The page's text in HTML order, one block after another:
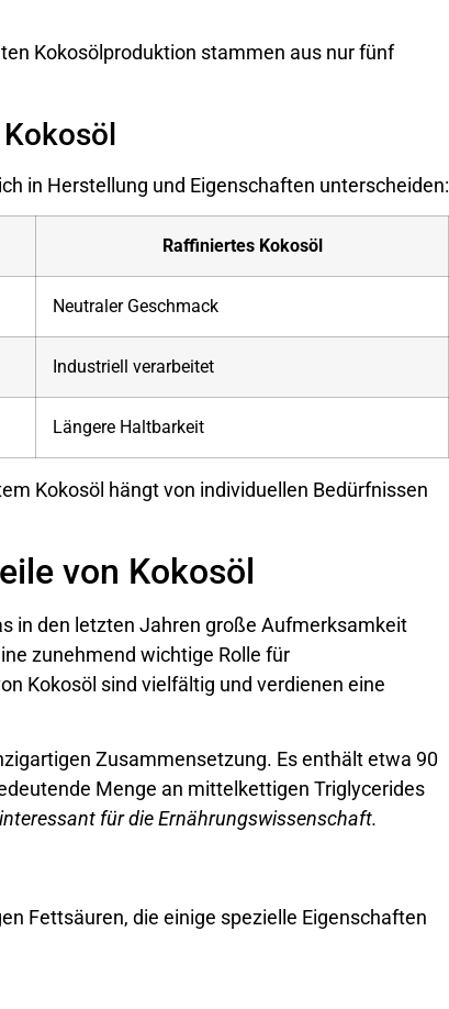
Kokosölproduktion stammen aus nur fünf
in Herstellung und Eigenschaften unterscheiden:
Raffiniertes Kokosöl
Neutraler Geschmack
Industriell verarbeitet
Längere Haltbarkeit
Kokosöl hängt von individuellen Bedürfnissen
von Kokosöl
in den letzten Jahren große Aufmerksamkeit
zunehmend wichtige Rolle für
Kokosöl sind vielfältig und verdienen eine
Zusammensetzung. Es enthält etwa 90
Menge an mittelkettigen Triglycerides
für die Ernährungswissenschaft.
Fettsäuren, die einige spezielle Eigenschaften